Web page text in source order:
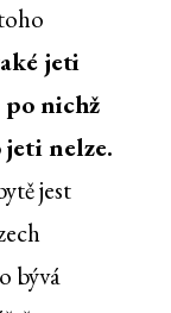
jeti
po nichž
nelze.
jest
bývá